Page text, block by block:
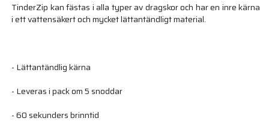
TinderZip kan fästas i alla typer av dragskor och har en inre kärna
i ett vattensäkert och mycket lättantändligt material.
- Lättantändlig kärna
- Leveras i pack om 5 snoddar
- 60 sekunders brinntid